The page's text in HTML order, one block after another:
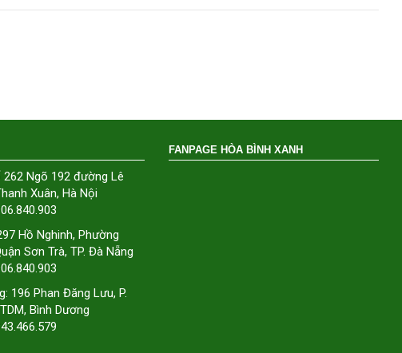
262 Ngõ 192 đường Lê
Xuân, Hà Nội
Hồ Nghinh, Phường
Sơn Trà, TP. Đà Nẵng
196 Phan Đăng Lưu, P.
Bình Dương
FANPAGE HÒA BÌNH XANH